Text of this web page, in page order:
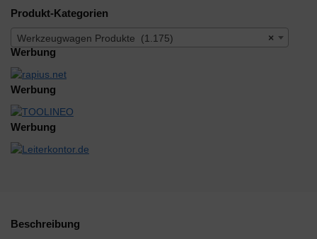
Produkt-Kategorien
×
Werkzeugwagen Produkte (1.175)
Werbung
Werbung
Werbung
Beschreibung